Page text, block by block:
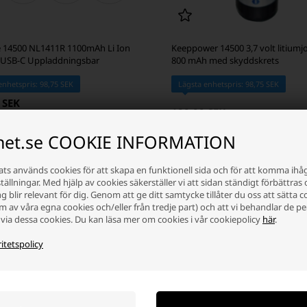
COOKIE INFORMATION
används cookies för att skapa en funktionell sida och för att komma
Med hjälp av cookies säkerställer vi att sidan ständigt förbättras
blir relevant för dig. Genom att ge ditt samtycke tillåter du oss att sätta
av våra egna cookies och/eller från tredje part) och att vi behandlar de
dessa cookies. Du kan läsa mer om cookies i vår cookiepolicy här.
NL1411R 1100mAh Li Ion
C Uppladdningsbar
98,75 SEK
+
Keeppower 14500 3,7 volt
800 mAh med skyddskrets
Lägsta enhetspris: 98,75 SEK
120,00 SEK
- +
har en nominell spänning på 3,7 volt och en typisk kapacitet på
Batterierna är kända för sin höga energitäthet, vilket gör att de kan